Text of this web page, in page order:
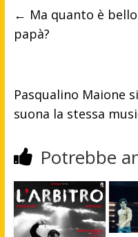
← Ma quanto è
papà?
Pasqualino Maione
suona la stessa
Potrebbe